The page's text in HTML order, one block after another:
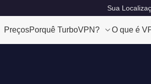
Sua
PreçosPorquê TurboVPN? O que é